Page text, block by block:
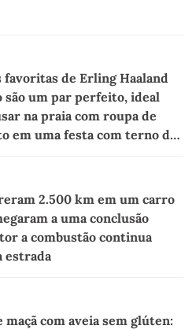
favoritas de Erling Haaland
são um par perfeito, ideal
na praia com roupa de
em uma festa com terno de
2.500 km em um carro
a uma conclusão
a combustão continua
estrada
maçã com aveia sem glúten: